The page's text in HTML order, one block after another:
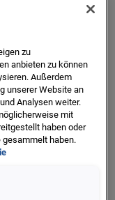
weiter
dann
zu einem Kunden
Kunden im
Rechnung als
Konditionen ein
Scorewert bei einer
zu
anbieten zu können
Außerdem
unserer Website an
Analysen weiter.
mit
haben oder
gesammelt haben.